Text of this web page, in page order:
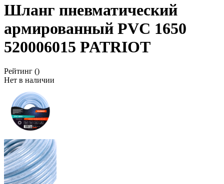
Шланг пневматический
армированный PVC 1650
520006015 PATRIOT
Рейтинг ()
Нет в наличии